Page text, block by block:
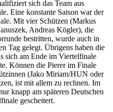
sich das Team aus
Eine konstante Saison war der
Mit vier Schützen (Markus
Andreas Kögler), die
bestritten, wurde auch in
Tag gelegt. Übrigens haben die
sich am Ende im Viertelfinale
Können die Pierer im Finale
(Jako Miriam/HUN oder
ist mit allem zu rechnen. Im
knapp am späteren Deutschen
gescheitert.